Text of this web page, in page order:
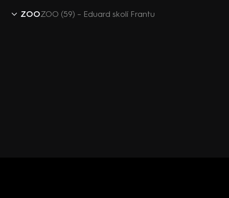
ZOOZOO (59) – Eduard skolí Frantu